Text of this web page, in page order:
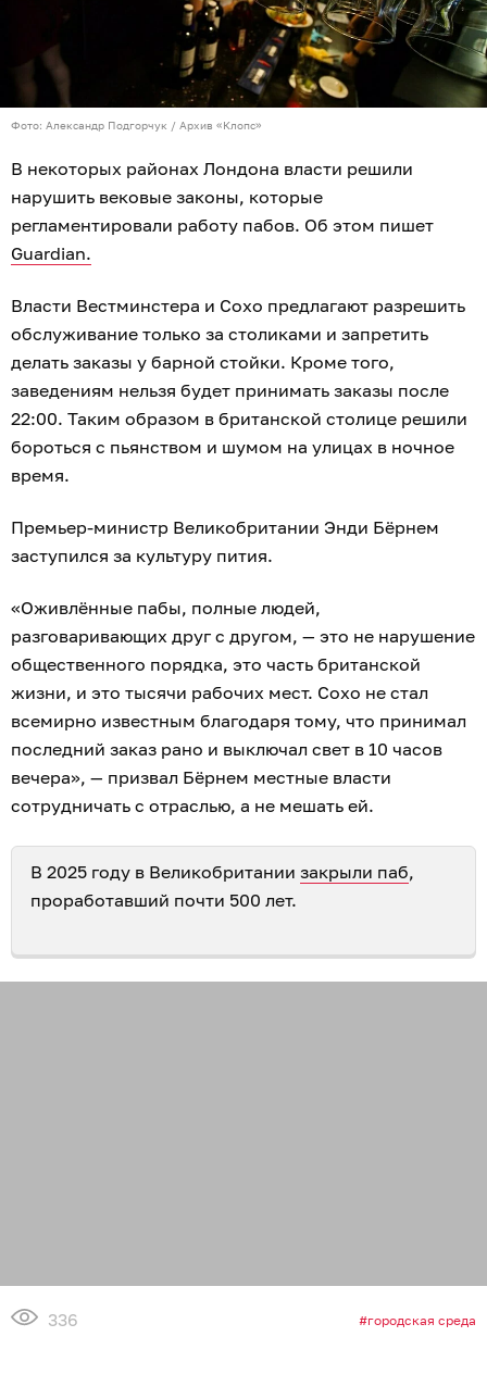
Фото: Александр Подгорчук / Архив «Клопс»
В некоторых районах Лондона власти решили
нарушить вековые законы, которые
регламентировали работу пабов. Об этом пишет
Guardian.
Власти Вестминстера и Сохо предлагают разрешить
обслуживание только за столиками и запретить
делать заказы у барной стойки. Кроме того,
заведениям нельзя будет принимать заказы после
22:00. Таким образом в британской столице решили
бороться с пьянством и шумом на улицах в ночное
время.
Премьер-министр Великобритании Энди Бёрнем
заступился за культуру пития.
«Оживлённые пабы, полные людей,
разговаривающих друг с другом, — это не нарушение
общественного порядка, это часть британской
жизни, и это тысячи рабочих мест. Сохо не стал
всемирно известным благодаря тому, что принимал
последний заказ рано и выключал свет в 10 часов
вечера», — призвал Бёрнем местные власти
сотрудничать с отраслью, а не мешать ей.
В 2025 году в Великобритании закрыли паб,
проработавший почти 500 лет.
336 городская среда